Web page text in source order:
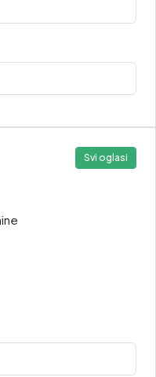
Svi oglasi